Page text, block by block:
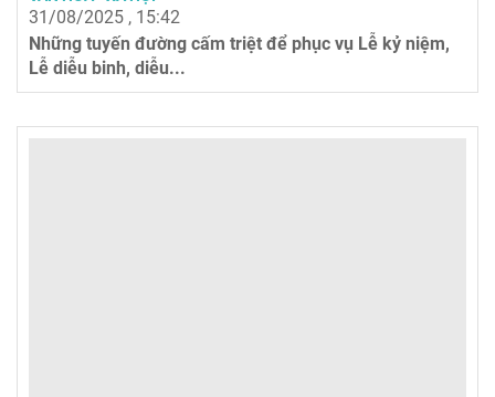
31/08/2025 , 15:42
Những tuyến đường cấm triệt để phục vụ Lễ kỷ niệm,
Lễ diễu binh, diễu...